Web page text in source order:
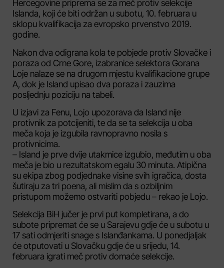
Hercegovine priprema se za meč protiv selekcije
Islanda, koji će biti održan u subotu, 10. februara u
sklopu kvalifikacija za evropsko prvenstvo 2019.
godine.
Nakon dva odigrana kola te pobjede protiv Slovačke i
poraza od Crne Gore, izabranice selektora Gorana
Loje nalaze se na drugom mjestu kvalifikacione grupe
A, dok je Island upisao dva poraza i zauzima
posljednju poziciju na tabeli.
U izjavi za Fenu, Lojo upozorava da Island nije
protivnik za potcijeniti, te da se ta selekcija u oba
meča koja je izgubila ravnopravno nosila s
protivnicima.
– Island je prve dvije utakmice izgubio, međutim u oba
meča je bio u rezultatskom egalu 30 minuta. Atipična
su ekipa zbog podjednake visine svih igračica, dosta
šutiraju za tri poena, ali mislim da s ozbiljnim
pristupom možemo ostvariti pobjedu – rekao je Lojo.
Selekcija BiH jučer je prvi put kompletirana, a do
subote pripremat će se u Sarajevu gdje će u subotu u
17 sati odmjeriti snage s Islanđankama. U ponedjaljak
će otputovati u Slovačku gdje će u srijedu, 14.
februara igrati meč protiv domaće selekcije.